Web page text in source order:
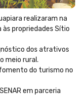
realizaram na
propriedades Sítio
dos atrativos
meio rural.
do turismo no
em parceria